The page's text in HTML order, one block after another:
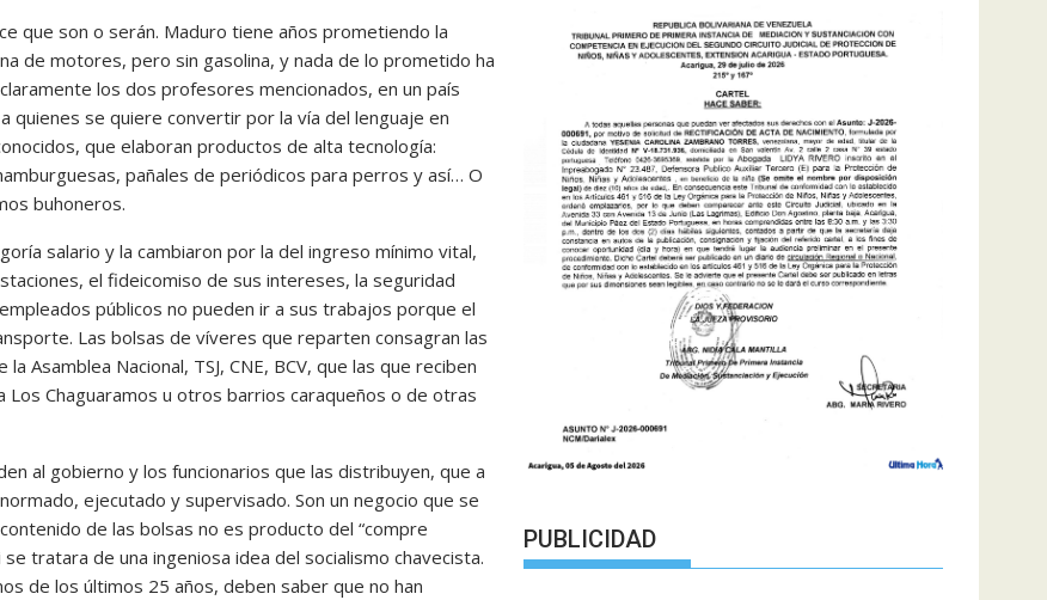
que son o serán. Maduro tiene años prometiendo la
de motores, pero sin gasolina, y nada de lo prometido ha
los dos profesores mencionados, en un país
quienes se quiere convertir por la vía del lenguaje en
que elaboran productos de alta tecnología:
pañales de periódicos para perros y así… O
buhoneros.
salario y la cambiaron por la del ingreso mínimo vital,
el fideicomiso de sus intereses, la seguridad
públicos no pueden ir a sus trabajos porque el
Las bolsas de víveres que reparten consagran las
Asamblea Nacional, TSJ, CNE, BCV, que las que reciben
Chaguaramos u otros barrios caraqueños o de otras
al gobierno y los funcionarios que las distribuyen, que a
ejecutado y supervisado. Son un negocio que se
de las bolsas no es producto del “compre
tratara de una ingeniosa idea del socialismo chavecista.
de los últimos 25 años, deben saber que no han
PUBLICIDAD